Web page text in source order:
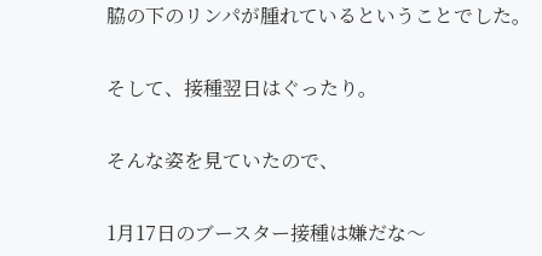
脇の下のリンパが腫れているということでした。
そして、接種翌日はぐったり。
そんな姿を見ていたので、
1月17日のブースター接種は嫌だな〜